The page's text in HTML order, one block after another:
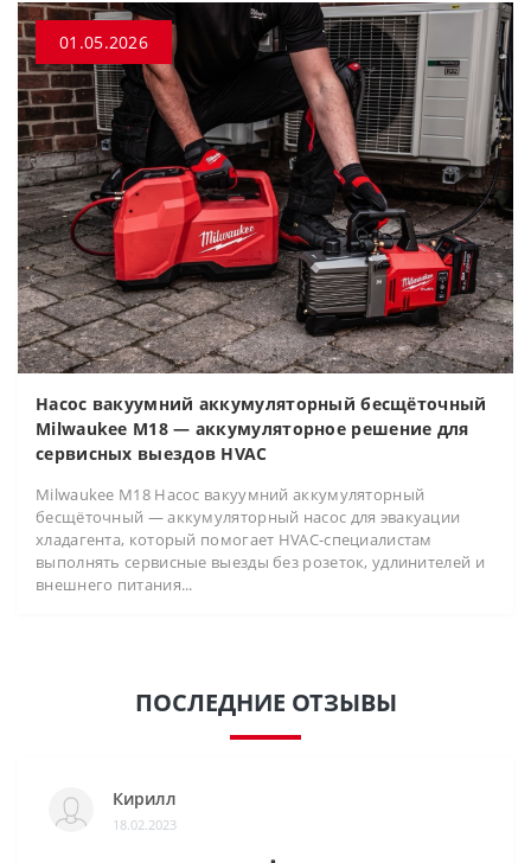
01.05.2026
Насос вакуумний аккумуляторный бесщёточный
Milwaukee M18 — аккумуляторное решение для
сервисных выездов HVAC
Milwaukee M18 Насос вакуумний аккумуляторный
бесщёточный — аккумуляторный насос для эвакуации
хладагента, который помогает HVAC-специалистам
выполнять сервисные выезды без розеток, удлинителей и
внешнего питания...
ПОСЛЕДНИЕ ОТЗЫВЫ
Кирилл
18.02.2023